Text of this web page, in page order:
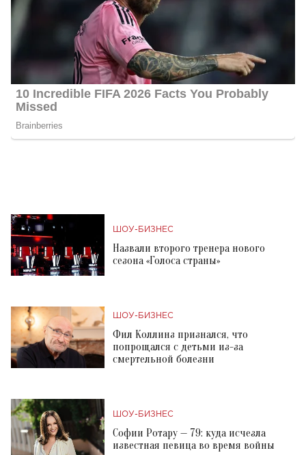
ШОУ-БИЗНЕС
Назвали второго тренера нового
сезона «Голоса страны»
ШОУ-БИЗНЕС
Фил Коллинз признался, что
попрощался с детьми из-за
смертельной болезни
ШОУ-БИЗНЕС
Софии Ротару — 79: куда исчезла
известная певица во время войны